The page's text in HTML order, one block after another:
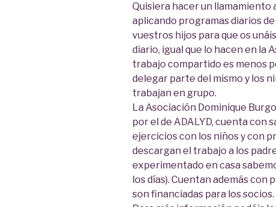
Quisiera hacer un llamamiento
aplicando programas diarios
vuestros hijos para que os
diario, igual que lo hacen en la
trabajo compartido es menos
delegar parte del mismo y los
trabajan en grupo.
La Asociación Dominique
por el de ADALYD, cuenta con
ejercicios con los niños y con
descargan el trabajo a los
experimentado en casa
los días). Cuentan además con
son financiadas para los socios.